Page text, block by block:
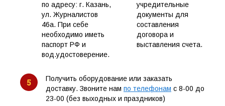
по адресу: г. Казань,
ул. Журналистов
46а. При себе
необходимо иметь
паспорт РФ и
вод.удостоверение.
учредительные
документы для
составления
договора и
выставления счета.
5
Получить оборудование или заказать
доставку. Звоните нам по телефонам с 8-00 до
23-00 (без выходных и праздников)